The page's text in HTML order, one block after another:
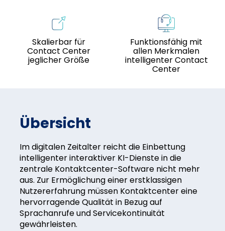
Skalierbar für
Contact Center
jeglicher Größe
Funktionsfähig mit
allen Merkmalen
intelligenter Contact
Center
Übersicht
Im digitalen Zeitalter reicht die Einbettung
intelligenter interaktiver KI-Dienste in die
zentrale Kontaktcenter-Software nicht mehr
aus. Zur Ermöglichung einer erstklassigen
Nutzererfahrung müssen Kontaktcenter eine
hervorragende Qualität in Bezug auf
Sprachanrufe und Servicekontinuität
gewährleisten.